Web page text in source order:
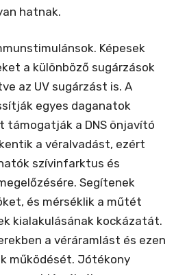
hatnak.
Képesek
a különböző sugárzások
az UV sugárzást is. A
egyes daganatok
támogatják a DNS önjavító
a véralvadást, ezért
szívinfarktus és
Segítenek
és mérséklik a műtét
kialakulásának kockázatát.
a véráramlást és ezen
működését. Jótékony